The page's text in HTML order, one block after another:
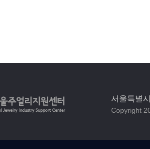
서울특별
Copyright